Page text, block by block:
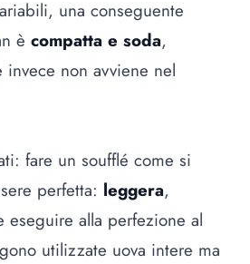
una conseguente
è compatta e soda,
invece non avviene nel
fare un soufflé come si
perfetta: leggera,
eseguire alla perfezione al
utilizzate uova intere ma